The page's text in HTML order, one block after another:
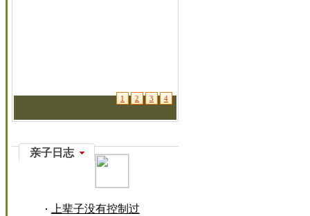
1 2 3 4
亲子日志
上辈子没有控制过